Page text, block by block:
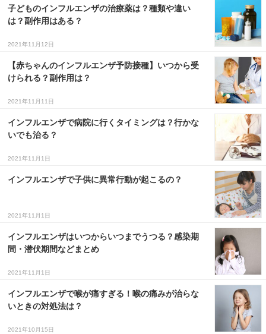
子どものインフルエンザの治療薬は？種類や違い
は？副作用はある？
2021年11月12日
【赤ちゃんのインフルエンザ予防接種】いつから受
けられる？副作用は？
2021年11月11日
インフルエンザで病院に行くタイミングは？行かな
いでも治る？
2021年11月1日
インフルエンザで子供に異常行動が起こるの？
2021年11月1日
インフルエンザはいつからいつまでうつる？感染期
間・潜伏期間などまとめ
2021年11月1日
インフルエンザで喉が痛すぎる！喉の痛みが治らな
いときの対処法は？
2021年10月15日